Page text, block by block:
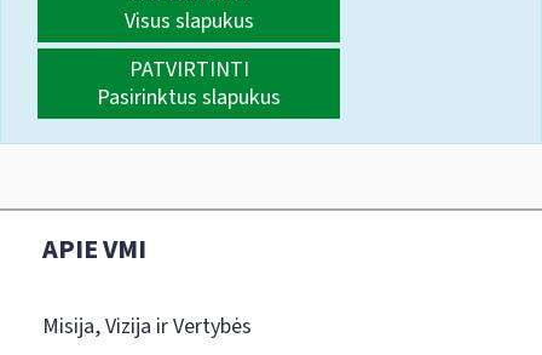
Visus slapukus
PATVIRTINTI
Pasirinktus slapukus
APIE VMI
Misija, Vizija ir Vertybės